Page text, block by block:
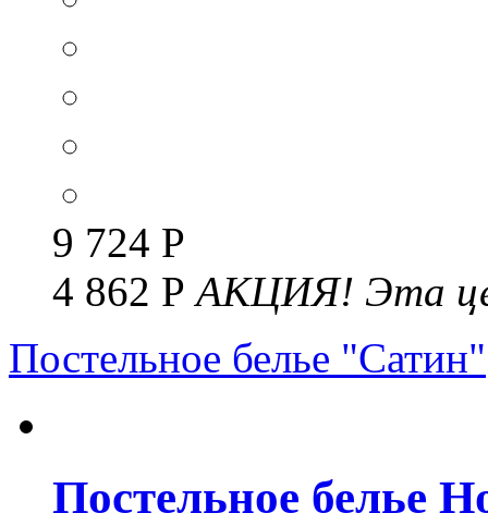
9 724 Р
4 862 РАКЦИЯ! Эта
Постельное белье "Сатин"
Постельное белье